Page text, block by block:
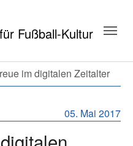
im digitalen Zeitalter
05. Mai 2017